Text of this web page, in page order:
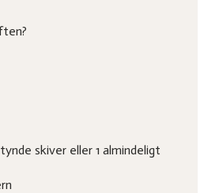
skiver eller 1 almindeligt